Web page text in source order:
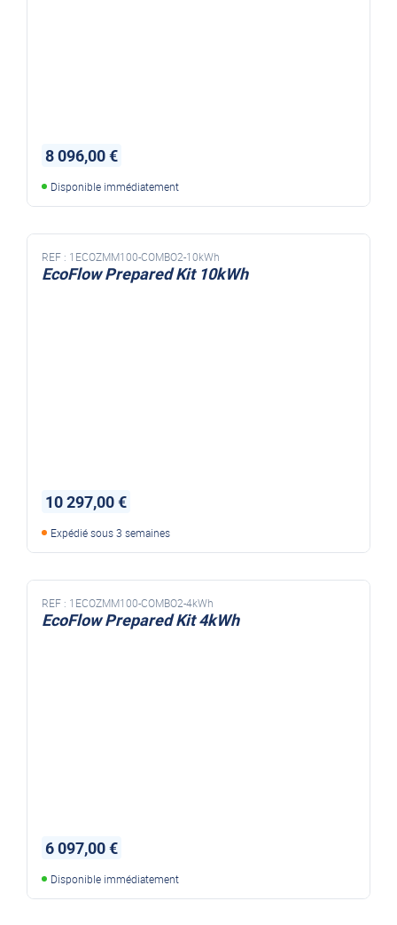
8 096,00 €
Disponible immédiatement
REF : 1ECOZMM100-COMBO2-10kWh
EcoFlow Prepared Kit 10kWh
10 297,00 €
Expédié sous 3 semaines
REF : 1ECOZMM100-COMBO2-4kWh
EcoFlow Prepared Kit 4kWh
6 097,00 €
Disponible immédiatement